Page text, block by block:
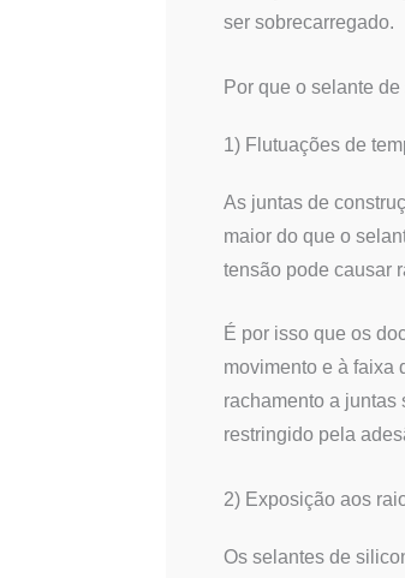
ser sobrecarregado.
Por que o selante
1) Flutuações de
As juntas de
maior do que o
tensão pode causar
É por isso que os
movimento e à faixa
rachamento a juntas
restringido pela
2) Exposição aos
Os selantes de